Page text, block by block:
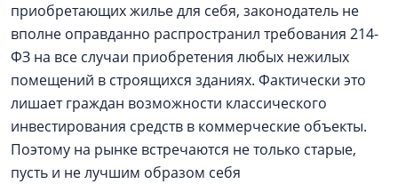
приобретающих жилье для себя, законодатель не
вполне оправданно распространил требования 214-
ФЗ на все случаи приобретения любых нежилых
помещений в строящихся зданиях. Фактически это
лишает граждан возможности классического
инвестирования средств в коммерческие объекты.
Поэтому на рынке встречаются не только старые,
пусть и не лучшим образом себя